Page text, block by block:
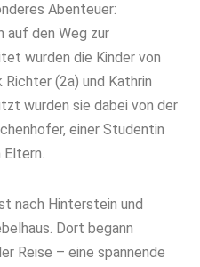
Abenteuer:
auf den Weg zur
wurden die Kinder von
(2a) und Kathrin
wurden sie dabei von der
einer Studentin
Eltern.
nach Hinterstein und
Dort begann
Reise – eine spannende